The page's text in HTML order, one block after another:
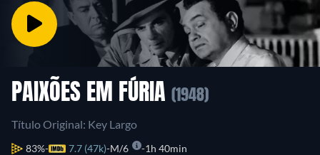
PAIXÕES EM FÚRIA (1948)
Título Original: Key Largo
83% 7.7 (47k) M/6 1h 40min